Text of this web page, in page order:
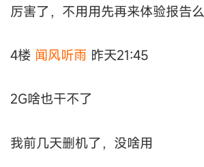
厉害了，不用用先再来体验报告么
4楼 闻风听雨 昨天21:45
2G啥也干不了
我前几天删机了，没啥用